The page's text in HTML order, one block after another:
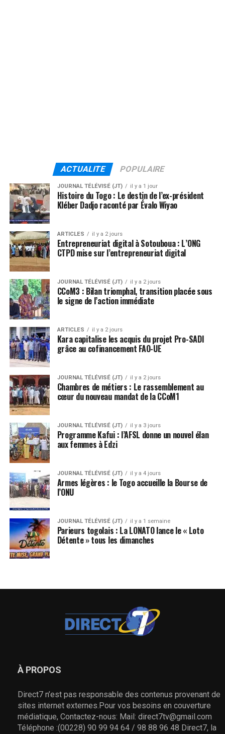
ACTUALITE POPULAIRE
JOURNAL TÉLÉVISÉ (JT) il y a 1 jour
Histoire du Togo : Le destin de l’ex-président
Kléber Dadjo raconté par Évalo Wiyao
ARTICLES il y a 2 jours
Entrepreneuriat digital à Sotouboua : L’ONG
CTPD mise sur l’entrepreneuriat digital
JOURNAL TÉLÉVISÉ (JT) il y a 2 jours
CCoM3 : Bilan triomphal, transition placée sous
le signe de l’action immédiate
ARTICLES il y a 2 jours
Kara capitalise les acquis du projet Pro-SADI
grâce au cofinancement FAO-UE
JOURNAL TÉLÉVISÉ (JT) il y a 2 jours
Chambres de métiers : Le rassemblement au
cœur du nouveau mandat de la CCoM1
JOURNAL TÉLÉVISÉ (JT) il y a 3 jours
Programme Kafui : l’AFSL donne un nouvel élan
aux femmes à Edzi
JOURNAL TÉLÉVISÉ (JT) il y a 4 jours
Armes légères : le Togo accueille la Bourse de
l’ONU
JOURNAL TÉLÉVISÉ (JT) il y a 1 semaine
Parieurs togolais : La LONATO lance le « Loto
Détente » tous les dimanches
À PROPOS
Direct7 n’est pas responsable des contenus provenant de
sites internet externes.Pour vos besoins en couverture
médiatique, Contactez-nous: Mail: direct7tv@gmail.com
Téléphone :(00228) 90 99 94 64 / 98 88 96 48 Direct7, la